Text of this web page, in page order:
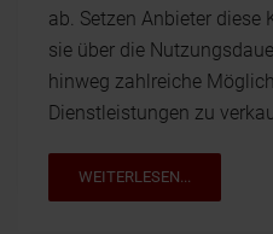
ab. Setzen Anbieter diese
sie über die
hinweg zahlreiche
Dienstleistungen zu
WEITERLESEN...